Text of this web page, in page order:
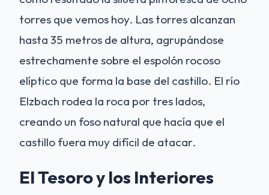
torres que vemos hoy. Las torres alcanzan
hasta 35 metros de altura, agrupándose
estrechamente sobre el espolón rocoso
elíptico que forma la base del castillo. El río
Elzbach rodea la roca por tres lados,
creando un foso natural que hacía que el
castillo fuera muy difícil de atacar.
El Tesoro y los Interiores